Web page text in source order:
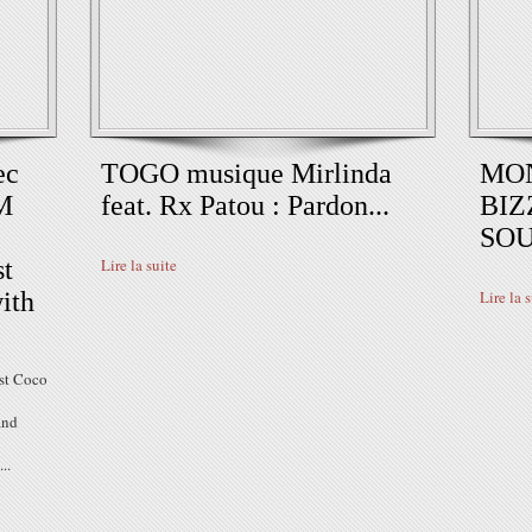
Coco
TOGO musique Mirlinda
feat. Rx Patou : Pardon...
Lire la suite
Lire la